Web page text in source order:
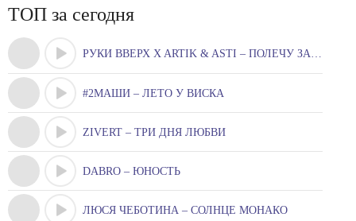
ТОП за сегодня
РУКИ ВВЕРХ X ARTIK & ASTI – ПОЛЕЧУ ЗА ТОБОЮ
#2МАШИ – ЛЕТО У ВИСКА
ZIVERT – ТРИ ДНЯ ЛЮБВИ
DABRO – ЮНОСТЬ
ЛЮСЯ ЧЕБОТИНА – СОЛНЦЕ МОНАКО